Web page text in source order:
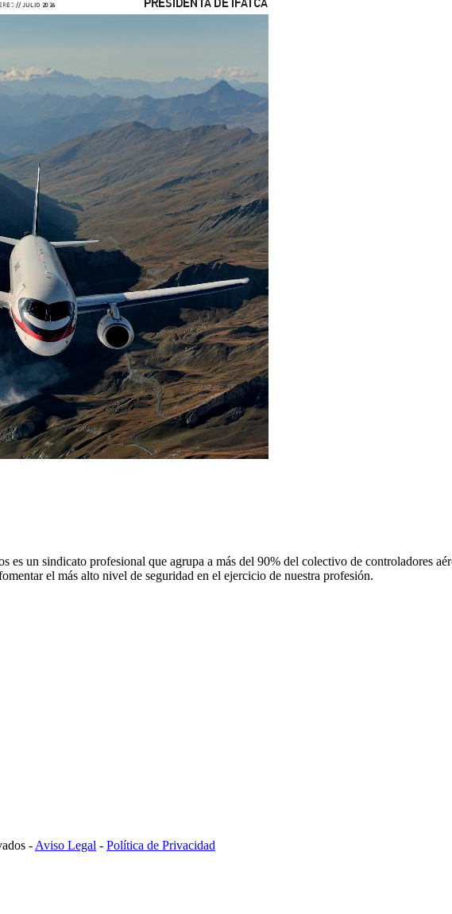
es un sindicato profesional que agrupa a más del 90% del colectivo de controladores
el más alto nivel de seguridad en el ejercicio de nuestra profesión.
- Aviso Legal - Política de Privacidad